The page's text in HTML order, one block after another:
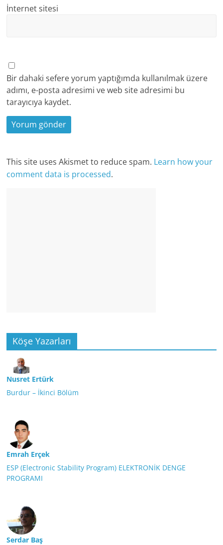
İnternet sitesi
Bir dahaki sefere yorum yaptığımda kullanılmak üzere
adımı, e-posta adresimi ve web site adresimi bu
tarayıcıya kaydet.
This site uses Akismet to reduce spam. Learn how your
comment data is processed.
Köşe Yazarları
Nusret Ertürk
Burdur – İkinci Bölüm
Emrah Erçek
ESP (Electronic Stability Program) ELEKTRONİK DENGE
PROGRAMI
Serdar Baş